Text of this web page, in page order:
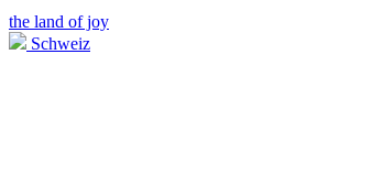
the land of joy
Schweiz